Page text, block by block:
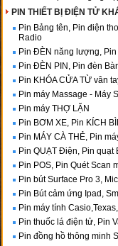
PIN THIẾT BỊ ĐIỆN TỬ
Pin Bảng tên, Pin điện
Radio
Pin ĐÈN năng lượng,
Pin ĐÈN PIN, Pin đèn
Pin KHÓA CỬA TỪ vân
Pin máy Massage - Máy
Pin máy THỢ LẶN
Pin BƠM XE, Pin KÍCH
Pin MÁY CÀ THẺ, Pin
Pin QUẠT Điện, Pin quạt
Pin POS, Pin Quét Scan
Pin bút Surface Pro 3,
Pin Bút cảm ứng Ipad,
Pin máy tính
Pin thuốc lá điện tử, Pin
Pin đồng hồ thông minh